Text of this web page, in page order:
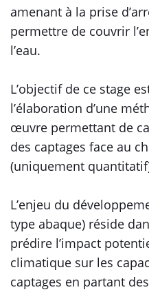
amenant à la prise
permettre de couvrir
l’eau.
L’objectif de ce stage
l’élaboration d’une
œuvre permettant de
des captages face au
(uniquement
L’enjeu du
type abaque) réside
prédire l’impact
climatique sur les
captages en partant